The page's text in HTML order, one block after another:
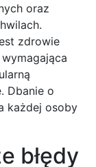
oraz
zdrowie
Dbanie o
każdej osoby
błędy